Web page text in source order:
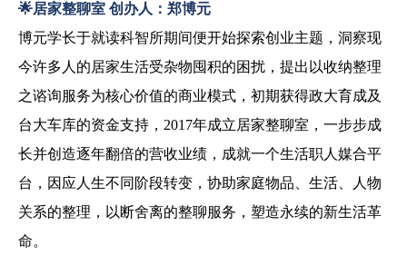
🌟居家整聊室 创办人：郑博元
博元学长于就读科智所期间便开始探索创业主题，洞察现
今许多人的居家生活受杂物囤积的困扰，提出以收纳整理
之谘询服务为核心价值的商业模式，初期获得政大育成及
台大车库的资金支持， 2017年成立居家整聊室， 一步步成
长并创造逐年翻倍的营收业绩，成就一个生活职人媒合平
台，因应人生不同阶段转变，协助家庭物品、生活、人物
关系的整理，以断舍离的整聊服务，塑造永续的新生活革
命。